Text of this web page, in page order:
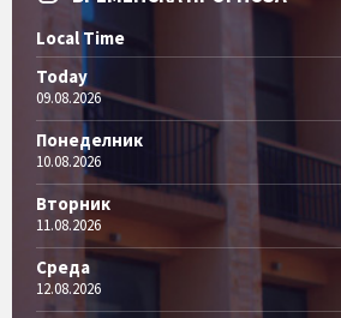
Local Time
Today
09.08.2026
Понеделник
10.08.2026
Вторник
11.08.2026
Среда
12.08.2026